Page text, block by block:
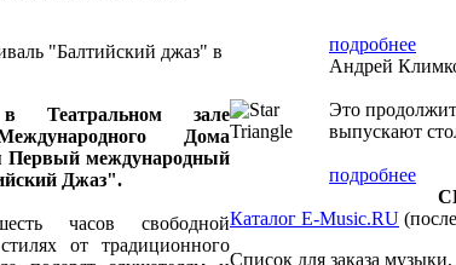
"Балтийский джаз" в
Театральном зале
Дома
Первый международный
Джаз".
часов свободной
от традиционного
подробнее
Андрей
Это
выпускают
подробнее
Каталог E-Music.RU
Список для заказа